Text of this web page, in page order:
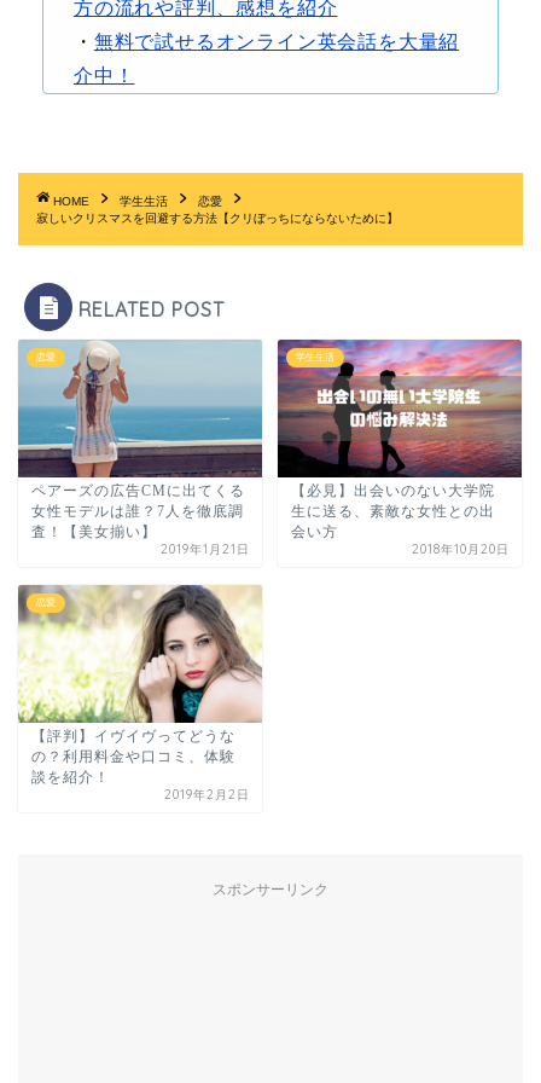
方の流れや評判、感想を紹介
・ 無料で試せるオンライン英会話を大量紹
介中！
HOME 学生生活
恋愛
寂しいクリスマスを回避する方法【クリぼっちにならないために】
RELATED POST
恋愛
ペアーズの広告CMに出てくる
女性モデルは誰？7人を徹底調
査！【美女揃い】
2019年1月21日
学生生活
【必見】出会いのない大学院
生に送る、素敵な女性との出
会い方
2018年10月20日
恋愛
【評判】イヴイヴってどうな
の？利用料金や口コミ、体験
談を紹介！
2019年2月2日
スポンサーリンク